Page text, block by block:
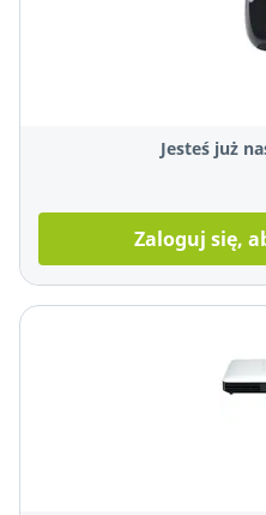
Jesteś już
Zaloguj się,